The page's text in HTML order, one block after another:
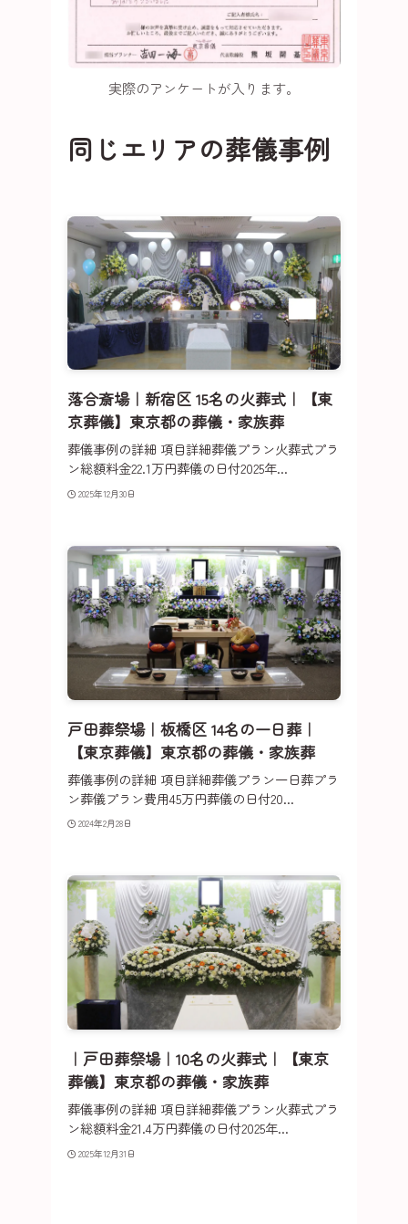
実際のアンケートが入ります。
同じエリアの葬儀事例
落合斎場｜新宿区 15名の火葬式｜【東
京葬儀】東京都の葬儀・家族葬
葬儀事例の詳細 項目詳細葬儀プラン火葬式プラ
ン総額料金22.1万円葬儀の日付2025年...
2025年12月30日
戸田葬祭場｜板橋区 14名の一日葬｜
【東京葬儀】東京都の葬儀・家族葬
葬儀事例の詳細 項目詳細葬儀プラン一日葬プラ
ン葬儀プラン費用45万円葬儀の日付20...
2024年2月28日
｜戸田葬祭場｜10名の火葬式｜【東京
葬儀】東京都の葬儀・家族葬
葬儀事例の詳細 項目詳細葬儀プラン火葬式プラ
ン総額料金21.4万円葬儀の日付2025年...
2025年12月31日